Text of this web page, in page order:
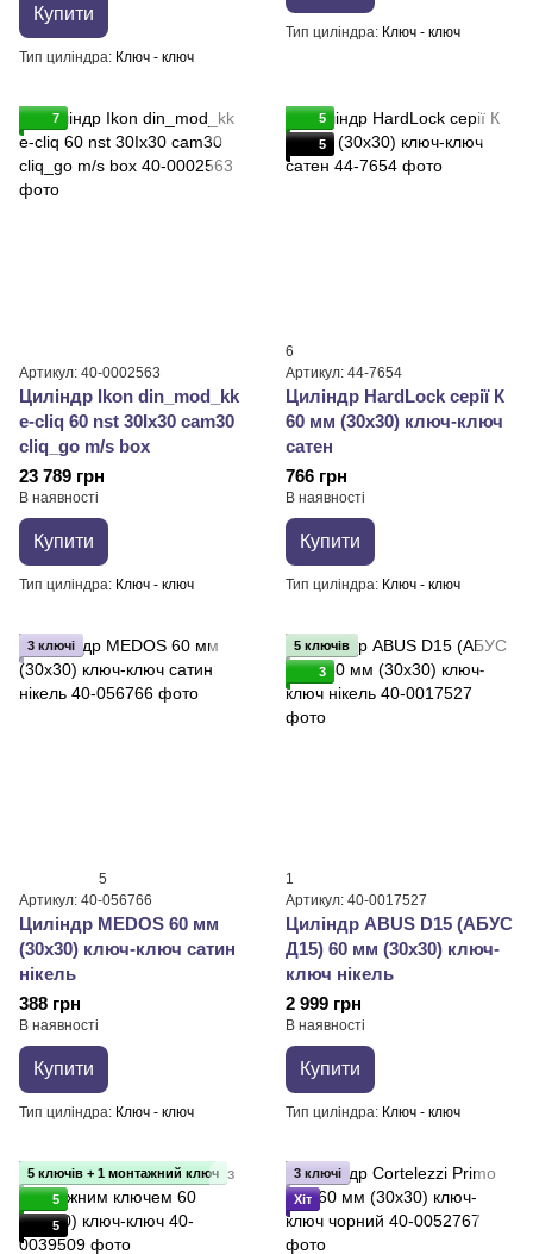
Купити
Тип циліндра Ключ - ключ
Тип циліндра Ключ - ключ
7
Артикул: 40-0002563
Циліндр Ikon din_mod_kk
e-cliq 60 nst 30Ix30 cam30
cliq_go m/s box
23 789 грн
В наявності
Купити
Тип циліндра Ключ - ключ
5
5
6
Артикул: 44-7654
Циліндр HardLock серії К
60 мм (30x30) ключ-ключ
сатен
766 грн
В наявності
Купити
Тип циліндра Ключ - ключ
3 ключі
5
Артикул: 40-056766
Циліндр MEDOS 60 мм
(30x30) ключ-ключ сатин
нікель
388 грн
В наявності
Купити
Тип циліндра Ключ - ключ
5 ключів
3
1
Артикул: 40-0017527
Циліндр ABUS D15 (АБУС
Д15) 60 мм (30x30) ключ-
ключ нікель
2 999 грн
В наявності
Купити
Тип циліндра Ключ - ключ
5 ключів + 1 монтажний ключ
5
5
3 ключі
Хіт